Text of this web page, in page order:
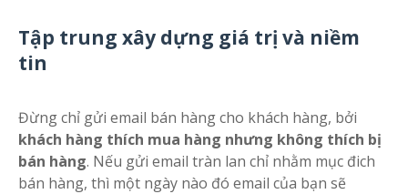
Tập trung xây dựng giá trị và niềm
tin
Đừng chỉ gửi email bán hàng cho khách hàng, bởi
khách hàng thích mua hàng nhưng không thích bị
bán hàng. Nếu gửi email tràn lan chỉ nhằm mục đich
bán hàng, thì một ngày nào đó email của bạn sẽ